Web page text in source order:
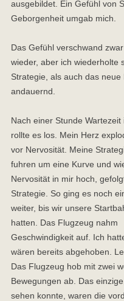
ausgebildet. Ein Gefühl von
Geborgenheit umgab mich.
Das Gefühl verschwand
wieder, aber ich wiederholte
Strategie, als auch das neue
andauernd.
Nach einer Stunde Wartezeit
rollte es los. Mein Herz
vor Nervosität. Meine
fuhren um eine Kurve und
Nervosität in mir hoch,
Strategie. So ging es noch
weiter, bis wir unsere
hatten. Das Flugzeug nahm
Geschwindigkeit auf. Ich
wären bereits abgehoben.
Das Flugzeug hob mit zwei
Bewegungen ab. Das
sehen konnte, waren die